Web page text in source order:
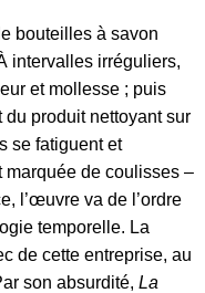
bouteilles à savon
intervalles irréguliers,
et mollesse ; puis
produit nettoyant sur
se fatiguent et
marquée de coulisses –
l’œuvre va de l’ordre
temporelle. La
de cette entreprise, au
son absurdité, La